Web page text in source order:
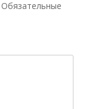
Обязательные